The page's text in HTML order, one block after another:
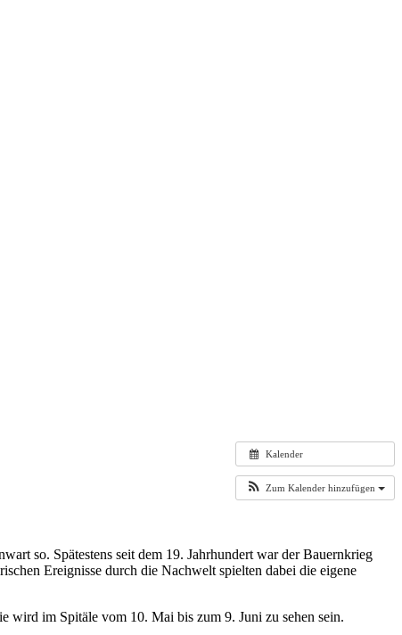
Kalender
Zum Kalender hinzufügen
so. Spätestens seit dem 19. Jahrhundert war der Bauernkrieg
Ereignisse durch die Nachwelt spielten dabei die eigene
wird im Spitäle vom 10. Mai bis zum 9. Juni zu sehen sein.